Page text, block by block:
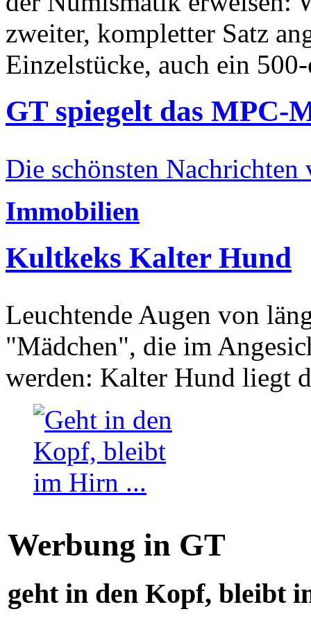
zweiter, kompletter Satz
Einzelstücke, auch ein
GT spiegelt das MPC-
Die schönsten Nachrichten
Immobilien
Kultkeks Kalter Hund
Leuchtende Augen von
"Mädchen", die im
werden: Kalter Hund liegt
Werbung in GT
geht in den Kopf, bleibt